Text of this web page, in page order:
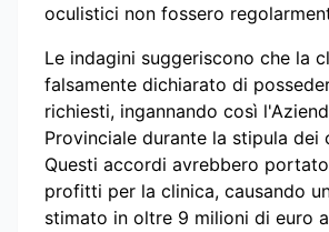
oculistici non fossero
Le indagini suggeriscono che la
falsamente dichiarato di
richiesti, ingannando così
Provinciale durante la stipula dei
Questi accordi avrebbero
profitti per la clinica, causando
stimato in oltre 9 milioni di euro